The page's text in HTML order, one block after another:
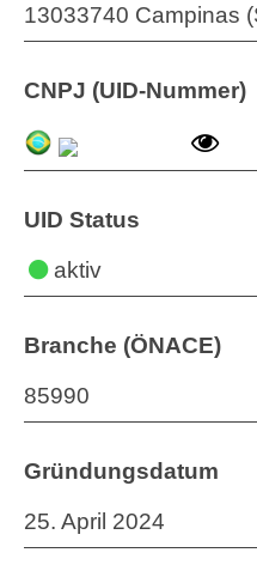
13033740 Campinas
CNPJ (UID-Nummer)
UID Status
aktiv
Branche (ÖNACE)
85990
Gründungsdatum
25. April 2024